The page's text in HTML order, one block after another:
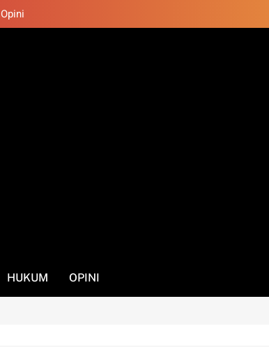
Opini
HUKUM OPINI